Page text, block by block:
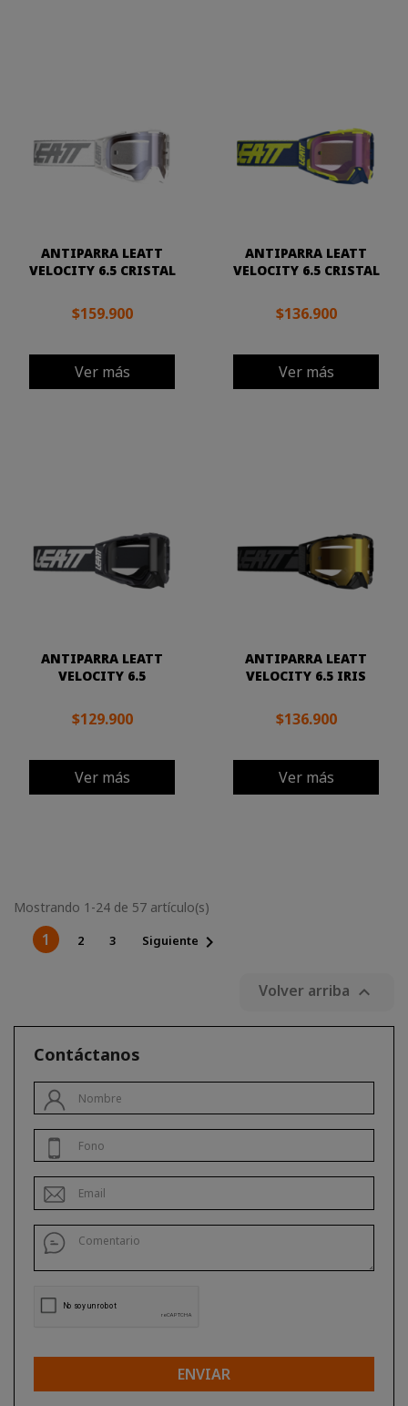
Contáctanos
ENVIAR
ANTIPARRA LEATT
VELOCITY 6.5 CRISTAL
$159.900
Ver más
ANTIPARRA LEATT
VELOCITY 6.5 CRISTAL
$136.900
Ver más
ANTIPARRA LEATT
VELOCITY 6.5
$129.900
Ver más
ANTIPARRA LEATT
VELOCITY 6.5 IRIS
$136.900
Ver más
Mostrando 1-24 de 57 artículo(s)
1 2 3 Siguiente 
Volver arriba 